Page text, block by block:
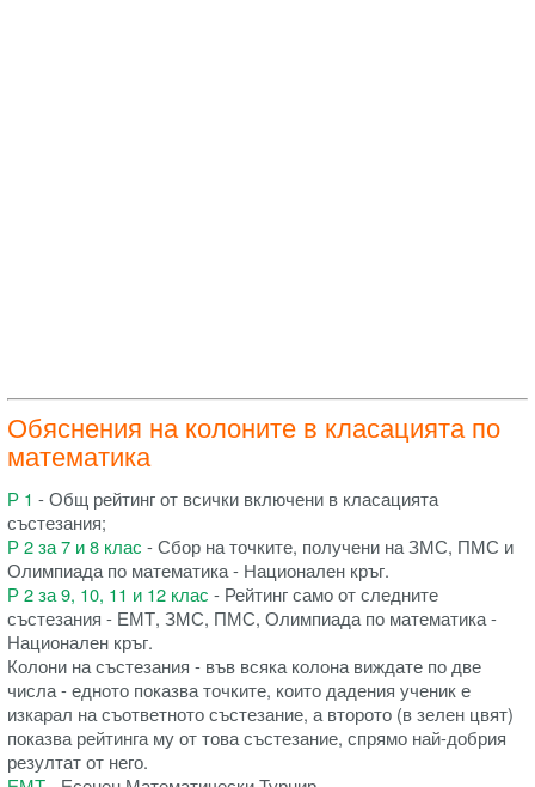
Обяснения на колоните в класацията по
математика
Р 1 - Общ рейтинг от всички включени в класацията
състезания;
Р 2 за 7 и 8 клас - Сбор на точките, получени на ЗМС, ПМС и
Олимпиада по математика - Национален кръг.
Р 2 за 9, 10, 11 и 12 клас - Рейтинг само от следните
състезания - ЕМТ, ЗМС, ПМС, Олимпиада по математика -
Национален кръг.
Колони на състезания - във всяка колона виждате по две
числа - едното показва точките, които дадения ученик е
изкарал на съответното състезание, а второто (в зелен цвят)
показва рейтинга му от това състезание, спрямо най-добрия
резултат от него.